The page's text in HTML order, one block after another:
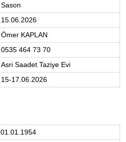
Sason
15.06.2026
Ömer KAPLAN
0535 464 73 70
Asri Saadet Taziye Evi
15-17.06.2026
01.01.1954